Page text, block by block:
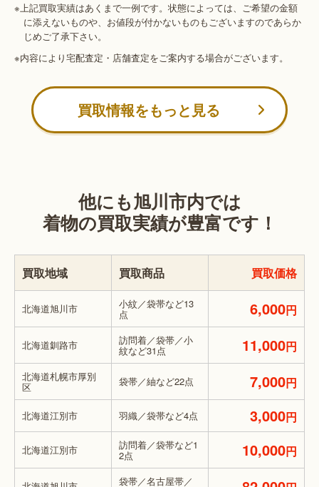
※上記買取実績はあくまで一例です。状態によっては、ご希望の金額
に添えないものや、お値段が付かないものもございますのであらか
じめご了承下さい。
※内容により宅配査定・店舗査定をご案内する場合がございます。
買取情報をもっと見る
他にも旭川市内では
着物の買取実績が豊富です！
買取地域 買取商品 買取価格
北海道旭川市 小紋／袋帯など13
点 6,000円
北海道釧路市 訪問着／袋帯／小
紋など31点 11,000円
北海道札幌市厚別
区 袋帯／紬など22点 7,000円
北海道江別市 羽織／袋帯など4点 3,000円
北海道江別市 訪問着／袋帯など1
2点 10,000円
袋帯／名古屋帯／